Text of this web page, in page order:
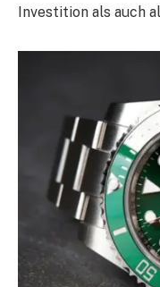
Investition als auch